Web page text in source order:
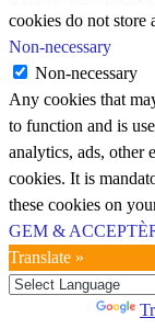
cookies do not store
Non-necessary
Non-necessary
Any cookies that
to function and is
analytics, ads, other
cookies. It is
these cookies on
GEM &
Translate »